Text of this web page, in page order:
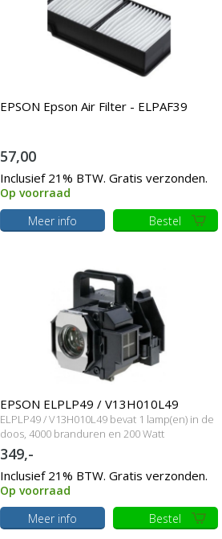
EPSON Epson Air Filter - ELPAF39
57,00
Inclusief 21% BTW. Gratis verzonden.
Op voorraad
Meer info
Bestel
EPSON ELPLP49 / V13H010L49
Originele lamp met behuizing
ELPLP49 / V13H010L49 bevat 1 lamp(en) in de
doos, 4000 branduren en 200 Watt
349,-
Inclusief 21% BTW. Gratis verzonden.
Op voorraad
Meer info
Bestel